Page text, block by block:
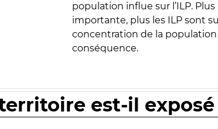
population influe sur l’ILP.
importante, plus les ILP sont
concentration de la
conséquence.
est-il